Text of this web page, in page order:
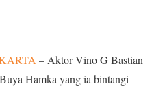
– Aktor Vino G Bastian
Hamka yang ia bintangi